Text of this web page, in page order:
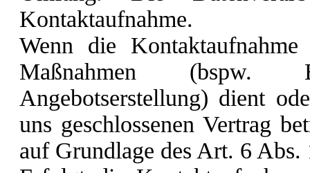
Kontaktaufnahme.
Wenn die
Maßnahmen (bspw.
Angebotserstellung) dient
uns geschlossenen Vertrag
auf Grundlage des Art. 6